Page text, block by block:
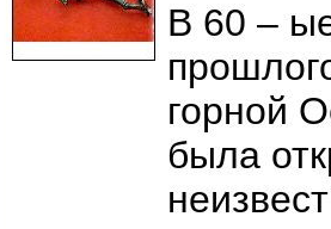
В 60 –
горной
была